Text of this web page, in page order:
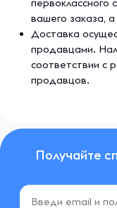
первоклассного
вашего заказа,
Доставка
продавцами.
соответствии с
продавцов.
Получайте